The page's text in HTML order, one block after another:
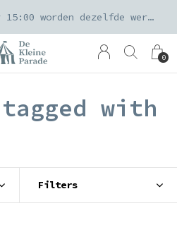
0
Orders geplaatst voor 15:00 worden dezelfde werkdag verzonden
with
Filters